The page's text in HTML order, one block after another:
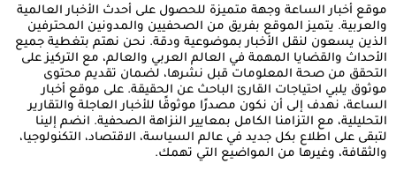
موقع أخبار الساعة وجهة متميزة للحصول على أحدث الأخبار العالمية
والعربية. يتميز الموقع بفريق من الصحفيين والمدونين المحترفين
الذين يسعون لنقل الأخبار بموضوعية ودقة. نحن نهتم بتغطية جميع
الأحداث والقضايا المهمة في العالم العربي والعالم، مع التركيز على
التحقق من صحة المعلومات قبل نشرها، لضمان تقديم محتوى
موثوق يلبي احتياجات القارئ الباحث عن الحقيقة. على موقع أخبار
الساعة، نهدف إلى أن نكون مصدرًا موثوقًا للأخبار العاجلة والتقارير
التحليلية، مع التزامنا الكامل بمعايير النزاهة الصحفية. انضم إلينا
لتبقى على اطلاع بكل جديد في عالم السياسة، الاقتصاد، التكنولوجيا،
والثقافة، وغيرها من المواضيع التي تهمك.